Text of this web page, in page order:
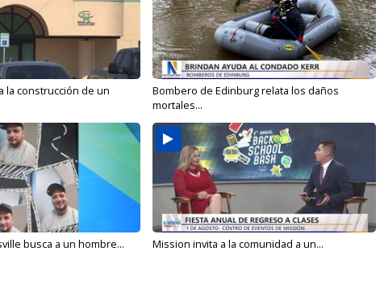
la construcción de un
Bombero de Edinburg relata los daños
mortales...
busca a un hombre... Mission invita a la comunidad a un...